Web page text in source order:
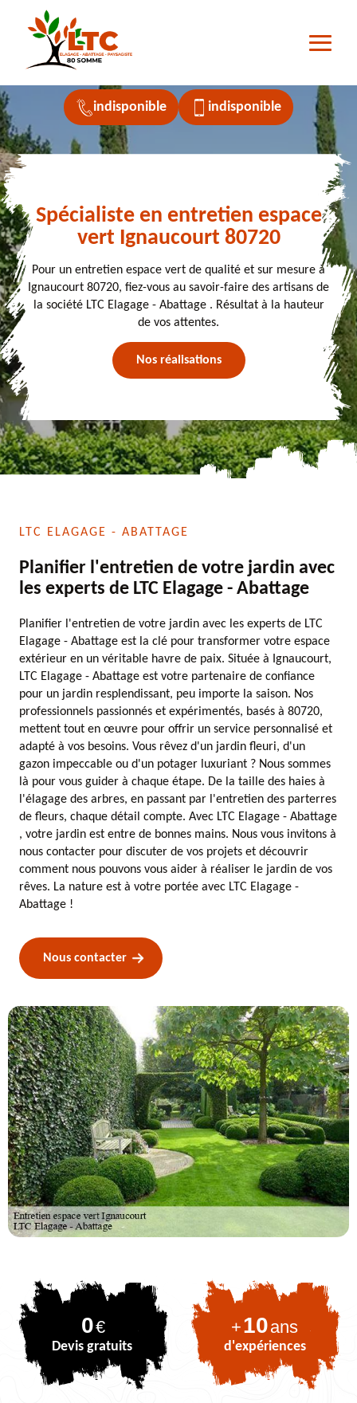
indisponible indisponible
Spécialiste en entretien espace
vert Ignaucourt 80720
Pour un entretien espace vert de qualité et sur mesure à
Ignaucourt 80720, fiez-vous au savoir-faire des artisans de
la société LTC Elagage - Abattage . Résultat à la hauteur
de vos attentes.
Nos réalisations
LTC ELAGAGE - ABATTAGE
Planifier l'entretien de votre jardin avec
les experts de LTC Elagage - Abattage
Planifier l'entretien de votre jardin avec les experts de LTC
Elagage - Abattage est la clé pour transformer votre espace
extérieur en un véritable havre de paix. Située à Ignaucourt,
LTC Elagage - Abattage est votre partenaire de confiance
pour un jardin resplendissant, peu importe la saison. Nos
professionnels passionnés et expérimentés, basés à 80720,
mettent tout en œuvre pour offrir un service personnalisé et
adapté à vos besoins. Vous rêvez d'un jardin fleuri, d'un
gazon impeccable ou d'un potager luxuriant ? Nous sommes
là pour vous guider à chaque étape. De la taille des haies à
l'élagage des arbres, en passant par l'entretien des parterres
de fleurs, chaque détail compte. Avec LTC Elagage - Abattage
, votre jardin est entre de bonnes mains. Nous vous invitons à
nous contacter pour discuter de vos projets et découvrir
comment nous pouvons vous aider à réaliser le jardin de vos
rêves. La nature est à votre portée avec LTC Elagage -
Abattage !
Nous contacter
0€
Devis gratuits
+10ans
d'expériences